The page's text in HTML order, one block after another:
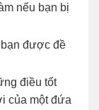
nếu bạn bị
được đề
điều tốt
của một đứa